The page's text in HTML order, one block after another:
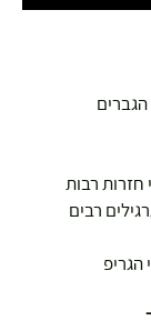
חזרות רבות
רבים
הגריפ